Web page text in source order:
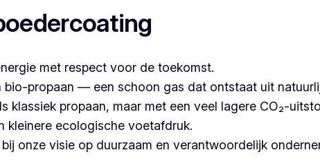
met respect voor de toekomst.
bio-propaan — een schoon gas dat ontstaat uit
klassiek propaan, maar met een veel lagere CO₂-
kleinere ecologische voetafdruk.
onze visie op duurzaam en verantwoordelijk